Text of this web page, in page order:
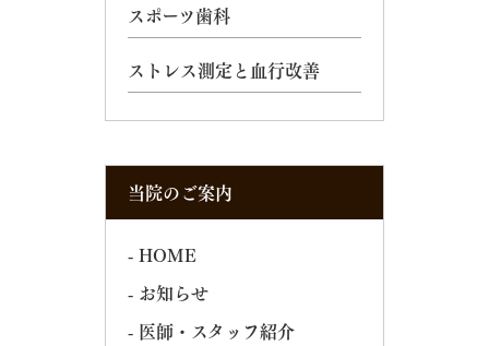
スポーツ歯科
ストレス測定と血行改善
当院のご案内
HOME
お知らせ
医師・スタッフ紹介